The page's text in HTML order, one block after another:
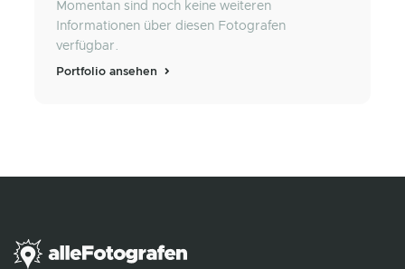
Momentan sind noch keine weiteren
Informationen über diesen Fotografen
verfügbar.
Portfolio ansehen